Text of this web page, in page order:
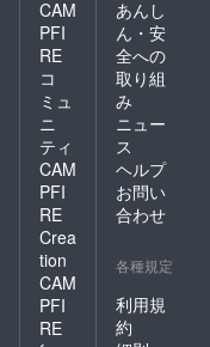
CAM
PFI
RE
コ
ミュ
ニ
ティ
CAM
PFI
RE
Crea
tion
CAM
PFI
RE
あんし
ん・安
全への
取り組
み
ニュー
ス
ヘルプ
お問い
合わせ
各種規定
利用規
約